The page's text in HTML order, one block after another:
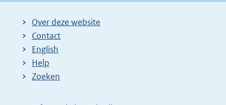
Over deze website
Contact
English
Help
Zoeken